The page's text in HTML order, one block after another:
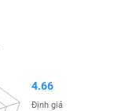
4.66
Định giá